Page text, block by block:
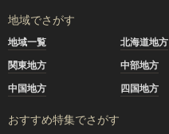
地域でさがす
地域一覧 北海道地方
関東地方
中部地方
中国地方
四国地方
おすすめ特集でさがす